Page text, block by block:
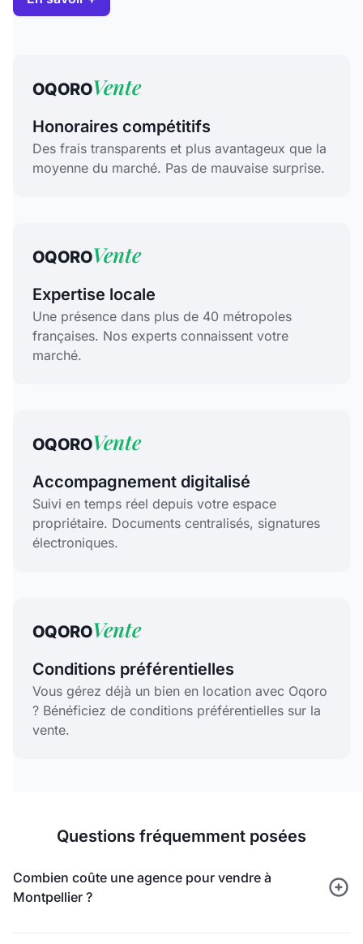
OQOROVente
Honoraires compétitifs
Des frais transparents et plus avantageux que la
moyenne du marché. Pas de mauvaise surprise.
OQOROVente
Expertise locale
Une présence dans plus de 40 métropoles
françaises. Nos experts connaissent votre
marché.
OQOROVente
Accompagnement digitalisé
Suivi en temps réel depuis votre espace
propriétaire. Documents centralisés, signatures
électroniques.
OQOROVente
Conditions préférentielles
Vous gérez déjà un bien en location avec Oqoro
? Bénéficiez de conditions préférentielles sur la
vente.
Questions fréquemment posées
Combien coûte une agence pour vendre à
Montpellier ?